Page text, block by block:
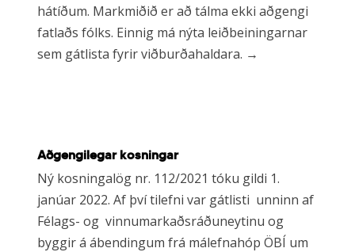
hátíðum. Markmiðið er að tálma ekki aðgengi
fatlaðs fólks. Einnig má nýta leiðbeiningarnar
sem gátlista fyrir viðburðahaldara. →
Aðgengilegar kosningar
Ný kosningalög nr. 112/2021 tóku gildi 1.
janúar 2022. Af því tilefni var gátlisti unninn af
Félags- og vinnumarkaðsráðuneytinu og
byggir á ábendingum frá málefnahóp ÖBÍ um
more